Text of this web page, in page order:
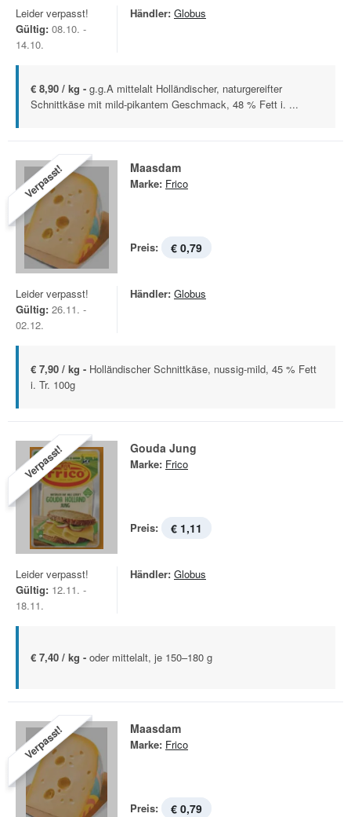
Leider verpasst!
Gültig: 08.10. -
14.10.
Händler: Globus
€ 8,90 / kg - g.g.A mittelalt Holländischer, naturgereifter
Schnittkäse mit mild-pikantem Geschmack, 48 % Fett i. ...
Verpasst! Maasdam
Marke: Frico
Preis: € 0,79
Leider verpasst!
Gültig: 26.11. -
02.12.
Händler: Globus
€ 7,90 / kg - Holländischer Schnittkäse, nussig-mild, 45 % Fett
i. Tr. 100g
Verpasst! Gouda Jung
Marke: Frico
Preis: € 1,11
Leider verpasst!
Gültig: 12.11. -
18.11.
Händler: Globus
€ 7,40 / kg - oder mittelalt, je 150–180 g
Verpasst! Maasdam
Marke: Frico
Preis: € 0,79